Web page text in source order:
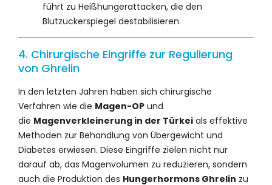
führt zu Heißhungerattacken, die den
Blutzuckerspiegel destabilisieren.
4. Chirurgische Eingriffe zur Regulierung
von Ghrelin
In den letzten Jahren haben sich chirurgische
Verfahren wie die Magen-OP und
die Magenverkleinerung in der Türkei als effektive
Methoden zur Behandlung von Übergewicht und
Diabetes erwiesen. Diese Eingriffe zielen nicht nur
darauf ab, das Magenvolumen zu reduzieren, sondern
auch die Produktion des Hungerhormons Ghrelin zu